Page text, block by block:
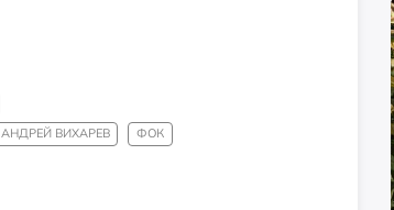
АНДРЕЙ ВИХАРЕВ ФОК